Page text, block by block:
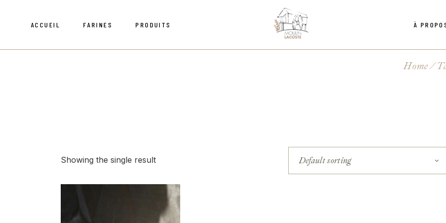
ACCUEIL FARINES PRODUITS À
Grains
Mélanges et AutresMoulins
Politique de confidentialité
Grains
Mélanges et
Équipe
Moulins
Home
Showing the single result Default sorting